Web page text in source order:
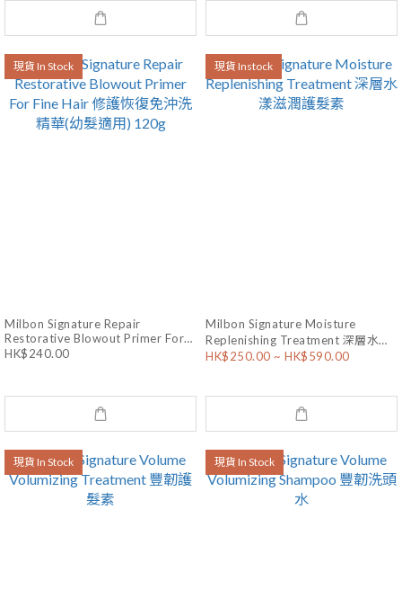
現貨 In Stock
Milbon Signature Repair
Restorative Blowout Primer For
Fine Hair 修護恢復免沖洗精華(幼髮
HK$240.00
現貨 Instock
Milbon Signature Moisture
Replenishing Treatment 深層水漾
滋潤護髮素
HK$250.00 ~ HK$590.00
現貨 In Stock 現貨 In Stock